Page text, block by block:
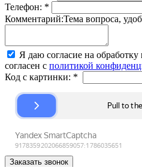
Телефон: *
Комментарий:Тема вопроса,
Я даю согласие на
согласен с политикой
Код с картинки: *